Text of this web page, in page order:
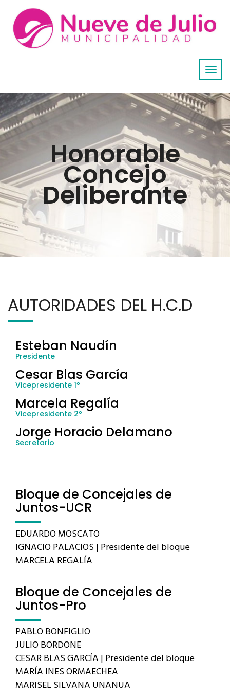
Honorable
Concejo
Deliberante
AUTORIDADES DEL H.C.D
Esteban Naudín
Presidente
Cesar Blas García
Vicepresidente 1º
Marcela Regalía
Vicepresidente 2º
Jorge Horacio Delamano
Secretario
Bloque de Concejales de
Juntos-UCR
EDUARDO MOSCATO
IGNACIO PALACIOS | Presidente del bloque
MARCELA REGALÍA
Bloque de Concejales de
Juntos-Pro
PABLO BONFIGLIO
JULIO BORDONE
CESAR BLAS GARCÍA | Presidente del bloque
MARÍA INES ORMAECHEA
MARISEL SILVANA UNANUA